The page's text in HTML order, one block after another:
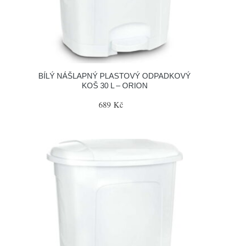
BÍLÝ NÁŠLAPNÝ PLASTOVÝ ODPADKOVÝ
KOŠ 30 L – ORION
689 Kč